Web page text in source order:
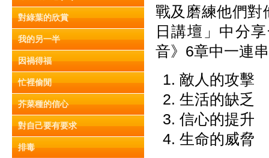
對綠葉的欣賞
我的另一半
因禍得福
忙裡偷閒
芥菜種的信心
對自己要有要求
排毒
戰及磨練他們對
日講壇」中分
音》6章中一連
敵人的攻擊
生活的缺乏
信心的提升
生命的威脅